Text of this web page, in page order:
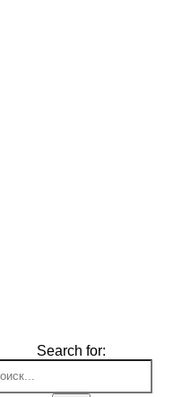
Search for: